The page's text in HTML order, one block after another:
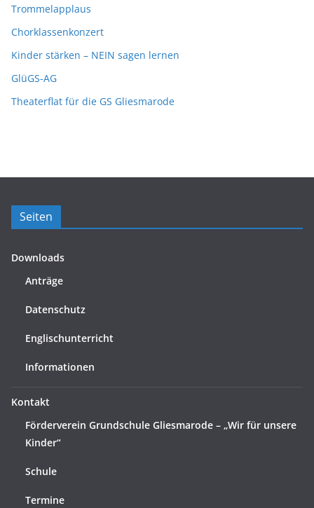
Trommelapplaus
Chorklassenkonzert
Kinder stärken – NEIN sagen lernen
GlüGS-AG
Theaterflat für die GS Gliesmarode
Seiten
Downloads
Anträge
Datenschutz
Englischunterricht
Informationen
Kontakt
Förderverein Grundschule Gliesmarode – „Wir für unsere
Kinder“
Schule
Termine